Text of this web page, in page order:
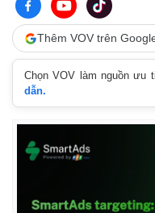
Thế giới
Quan sát
Thêm VOV trên
Chọn VOV làm nguồn ưu
dẫn.